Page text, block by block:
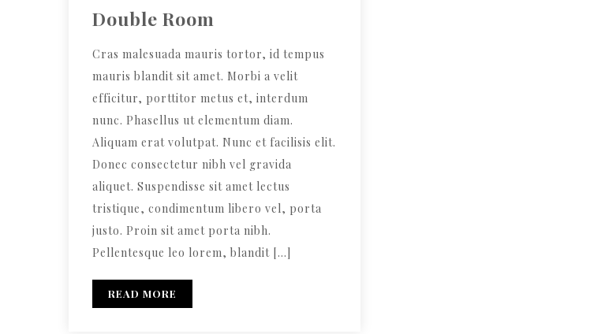
Double Room
Cras malesuada mauris tortor, id tempus
mauris blandit sit amet. Morbi a velit
efficitur, porttitor metus et, interdum
nunc. Phasellus ut elementum diam.
Aliquam erat volutpat. Nunc et facilisis elit.
Donec consectetur nibh vel gravida
aliquet. Suspendisse sit amet lectus
tristique, condimentum libero vel, porta
justo. Proin sit amet porta nibh.
Pellentesque leo lorem, blandit […]
READ MORE